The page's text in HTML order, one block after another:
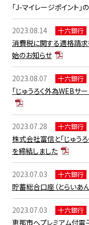
「J-マイレージポイント
2023.08.14 十六銀行
消費税に関する適格請求
始のお知らせ
2023.08.07 十六銀行
「じゅうろく外為WEBサ
2023.07.28 十六銀行
株式会社富信と「じゅうろ
を締結しました
2023.07.03 十六銀行
貯蓄総合口座（とらいあ
2023.07.03 十六銀行
恵那市へプレミアム付電